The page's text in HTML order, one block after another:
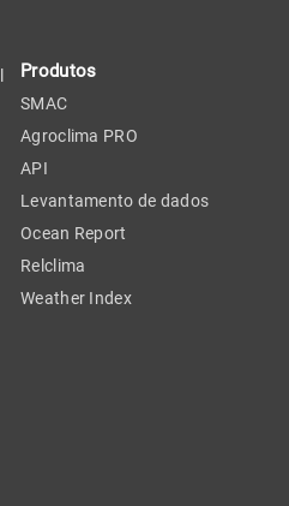
Produtos
SMAC
Agroclima PRO
API
Levantamento de dados
Ocean Report
Relclima
Weather Index